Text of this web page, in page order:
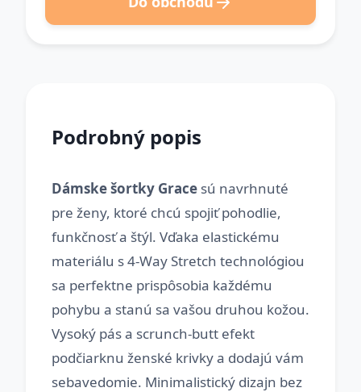
Podrobný popis
Dámske šortky Grace sú navrhnuté
pre ženy, ktoré chcú spojiť pohodlie,
funkčnosť a štýl. Vďaka elastickému
materiálu s 4-Way Stretch technológiou
sa perfektne prispôsobia každému
pohybu a stanú sa vašou druhou kožou.
Vysoký pás a scrunch-butt efekt
podčiarknu ženské krivky a dodajú vám
sebavedomie. Minimalistický dizajn bez